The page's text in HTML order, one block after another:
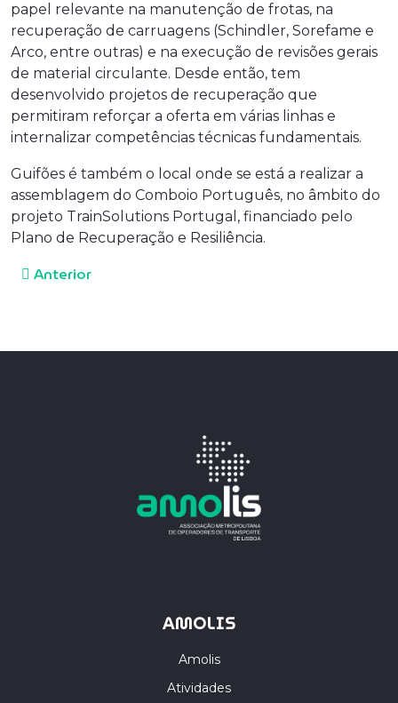
papel relevante na manutenção de frotas, na
recuperação de carruagens (Schindler, Sorefame e
Arco, entre outras) e na execução de revisões gerais
de material circulante. Desde então, tem
desenvolvido projetos de recuperação que
permitiram reforçar a oferta em várias linhas e
internalizar competências técnicas fundamentais.
Guifões é também o local onde se está a realizar a
assemblagem do Comboio Português, no âmbito do
projeto TrainSolutions Portugal, financiado pelo
Plano de Recuperação e Resiliência.
Navegação de artigos
Anterior
AMOLIS
Amolis
Atividades